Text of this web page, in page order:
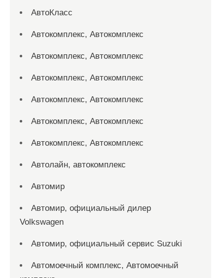
АвтоКласс
Автокомплекс, Автокомплекс
Автокомплекс, Автокомплекс
Автокомплекс, Автокомплекс
Автокомплекс, Автокомплекс
Автокомплекс, Автокомплекс
Автокомплекс, Автокомплекс
Автолайн, автокомплекс
Автомир
Автомир, официальный дилер
Volkswagen
Автомир, официальный сервис Suzuki
Автомоечный комплекс, Автомоечный